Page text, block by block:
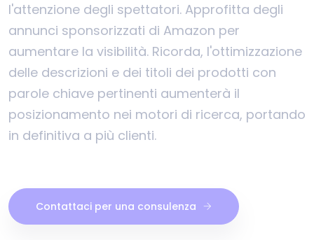
l'attenzione degli spettatori. Approfitta degli
annunci sponsorizzati di Amazon per
aumentare la visibilità. Ricorda, l'ottimizzazione
delle descrizioni e dei titoli dei prodotti con
parole chiave pertinenti aumenterà il
posizionamento nei motori di ricerca, portando
in definitiva a più clienti.
Contattaci per una consulenza